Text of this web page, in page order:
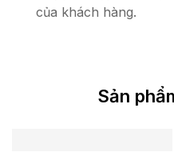
của khách hàng.
Sản